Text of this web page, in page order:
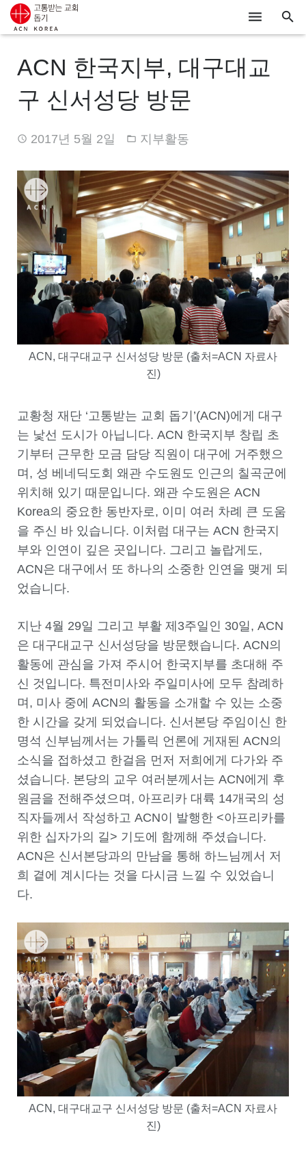
기도하기
시리아
우크라이나
행동하기
로그인
후원하기
ACN 한국지부, 대구대교
구 신서성당 방문
2017년 5월 2일 지부활동
ACN, 대구대교구 신서성당 방문 (출처=ACN 자료사
진)
교황청 재단 ‘고통받는 교회 돕기’(ACN)에게 대구
는 낯선 도시가 아닙니다. ACN 한국지부 창립 초
기부터 근무한 모금 담당 직원이 대구에 거주했으
며, 성 베네딕도회 왜관 수도원도 인근의 칠곡군에
위치해 있기 때문입니다. 왜관 수도원은 ACN
Korea의 중요한 동반자로, 이미 여러 차례 큰 도움
을 주신 바 있습니다. 이처럼 대구는 ACN 한국지
부와 인연이 깊은 곳입니다. 그리고 놀랍게도,
ACN은 대구에서 또 하나의 소중한 인연을 맺게 되
었습니다.
지난 4월 29일 그리고 부활 제3주일인 30일, ACN
은 대구대교구 신서성당을 방문했습니다. ACN의
활동에 관심을 가져 주시어 한국지부를 초대해 주
신 것입니다. 특전미사와 주일미사에 모두 참례하
며, 미사 중에 ACN의 활동을 소개할 수 있는 소중
한 시간을 갖게 되었습니다. 신서본당 주임이신 한
명석 신부님께서는 가톨릭 언론에 게재된 ACN의
소식을 접하셨고 한걸음 먼저 저희에게 다가와 주
셨습니다. 본당의 교우 여러분께서는 ACN에게 후
원금을 전해주셨으며, 아프리카 대륙 14개국의 성
직자들께서 작성하고 ACN이 발행한 <아프리카를
위한 십자가의 길> 기도에 함께해 주셨습니다.
ACN은 신서본당과의 만남을 통해 하느님께서 저
희 곁에 계시다는 것을 다시금 느낄 수 있었습니
다.
ACN, 대구대교구 신서성당 방문 (출처=ACN 자료사
진)